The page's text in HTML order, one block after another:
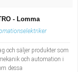
- Lomma
och säljer produkter som
och automation i
dessa